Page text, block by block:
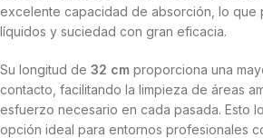
excelente capacidad de absorción, lo que
líquidos y suciedad con gran eficacia.
Su longitud de 32 cm proporciona una
contacto, facilitando la limpieza de áreas
esfuerzo necesario en cada pasada. Esto
opción ideal para entornos profesionales